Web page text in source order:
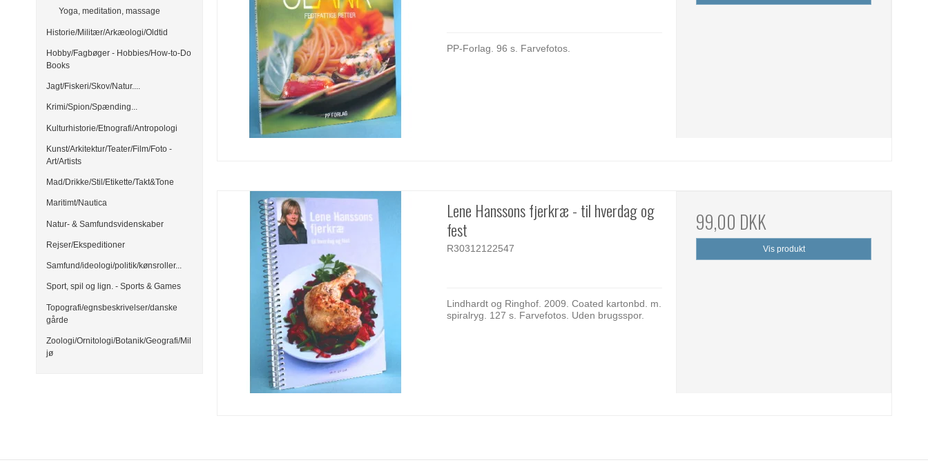
Yoga, meditation, massage
Historie/Militær/Arkæologi/Oldtid
Hobby/Fagbøger - Hobbies/How-to-Do
Books
Jagt/Fiskeri/Skov/Natur....
Krimi/Spion/Spænding...
Kulturhistorie/Etnografi/Antropologi
Kunst/Arkitektur/Teater/Film/Foto -
Art/Artists
Mad/Drikke/Stil/Etikette/Takt&Tone
Maritimt/Nautica
Natur- & Samfundsvidenskaber
Rejser/Ekspeditioner
Samfund/ideologi/politik/kønsroller...
Sport, spil og lign. - Sports & Games
Topografi/egnsbeskrivelser/danske
gårde
Zoologi/Ornitologi/Botanik/Geografi/Mil
jø
PP-Forlag. 96 s. Farvefotos.
Lene Hanssons fjerkræ - til hverdag og
fest
R30312122547
Lindhardt og Ringhof. 2009. Coated kartonbd. m.
spiralryg. 127 s. Farvefotos. Uden brugsspor.
99,00 DKK
Vis produkt